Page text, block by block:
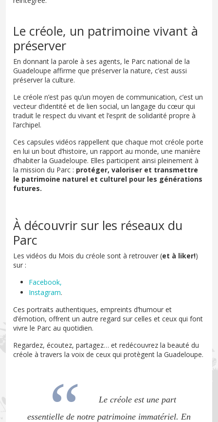
Le créole, un patrimoine vivant à
préserver
En donnant la parole à ses agents, le Parc national de la
Guadeloupe affirme que préserver la nature, c’est aussi
préserver la culture.
Le créole n’est pas qu’un moyen de communication, c’est un
vecteur d’identité et de lien social, un langage du cœur qui
traduit le respect du vivant et l’esprit de solidarité propre à
l’archipel.
Ces capsules vidéos rappellent que chaque mot créole porte
en lui un bout d’histoire, un rapport au monde, une manière
d’habiter la Guadeloupe. Elles participent ainsi pleinement à
la mission du Parc : protéger, valoriser et transmettre
le patrimoine naturel et culturel pour les générations
futures.
À découvrir sur les réseaux du
Parc
Les vidéos du Mois du créole sont à retrouver (et à liker!)
sur :
Facebook,
Instagram.
Ces portraits authentiques, empreints d’humour et
d’émotion, offrent un autre regard sur celles et ceux qui font
vivre le Parc au quotidien.
Regardez, écoutez, partagez… et redécouvrez la beauté du
créole à travers la voix de ceux qui protègent la Guadeloupe.
Le créole est une part
essentielle de notre patrimoine immatériel. En